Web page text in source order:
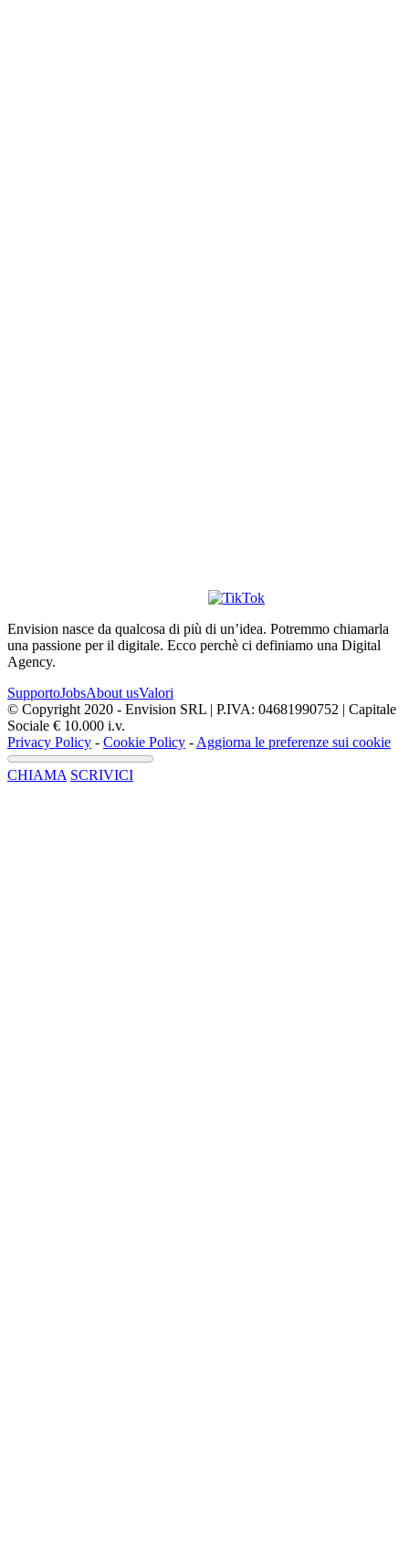
Envision nasce da qualcosa di più di un’idea. Potremmo chiamarla
una passione per il digitale. Ecco perchè ci definiamo una Digital
Agency.
SupportoJobsAbout usValori
© Copyright 2020 - Envision SRL | P.IVA: 04681990752 | Capitale
Sociale € 10.000 i.v.
Privacy Policy - Cookie Policy - Aggiorna le preferenze sui cookie
CHIAMA SCRIVICI